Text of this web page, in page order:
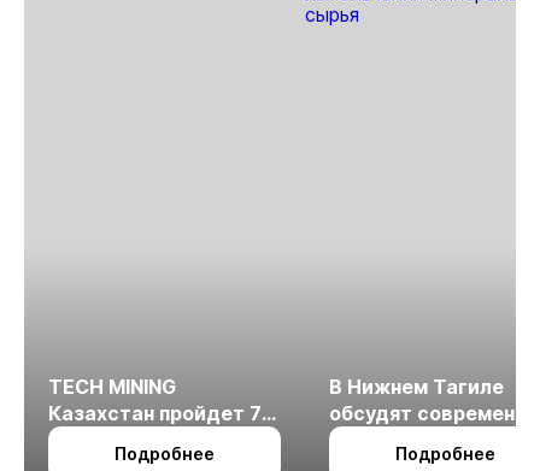
TECH MINING
Казахстан пройдет 7
октября в Алматы
Подробнее
В Нижнем Тагиле
обсудят
технологии
измельчения
Подробнее